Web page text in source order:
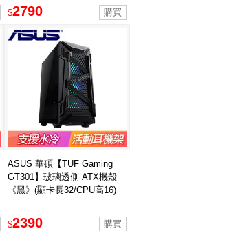
$2790
ASUS 華碩【TUF Gaming
GT301】玻璃透側 ATX機殼
《黑》(顯卡長32/CPU高16)
$2390